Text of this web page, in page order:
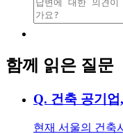
함께 읽은 질문
Q. 건축 공기
현재 서울의 건축